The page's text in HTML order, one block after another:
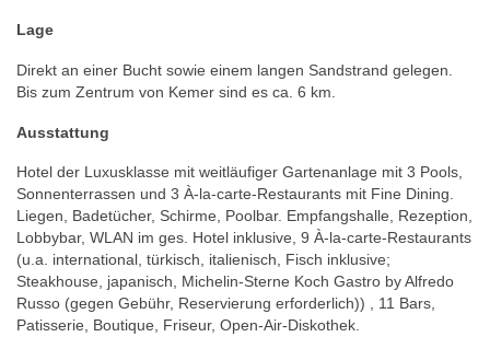
Lage
Direkt an einer Bucht sowie einem langen Sandstrand gelegen.
Bis zum Zentrum von Kemer sind es ca. 6 km.
Ausstattung
Hotel der Luxusklasse mit weitläufiger Gartenanlage mit 3 Pools,
Sonnenterrassen und 3 À-la-carte-Restaurants mit Fine Dining.
Liegen, Badetücher, Schirme, Poolbar. Empfangshalle, Rezeption,
Lobbybar, WLAN im ges. Hotel inklusive, 9 À-la-carte-Restaurants
(u.a. international, türkisch, italienisch, Fisch inklusive;
Steakhouse, japanisch, Michelin-Sterne Koch Gastro by Alfredo
Russo (gegen Gebühr, Reservierung erforderlich)) , 11 Bars,
Patisserie, Boutique, Friseur, Open-Air-Diskothek.